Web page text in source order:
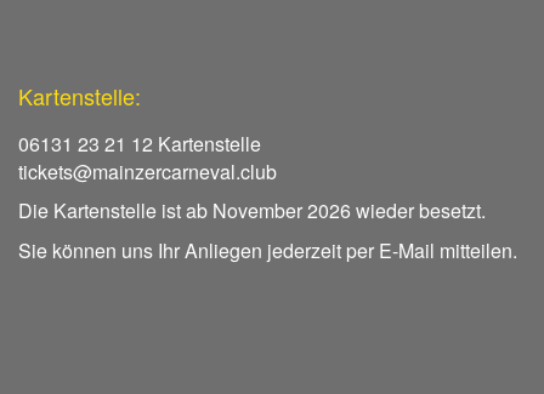
Kartenstelle:
06131 23 21 12 Kartenstelle
tickets@mainzercarneval.club
Die Kartenstelle ist ab November 2026 wieder besetzt.
Sie können uns Ihr Anliegen jederzeit per E-Mail mitteilen.